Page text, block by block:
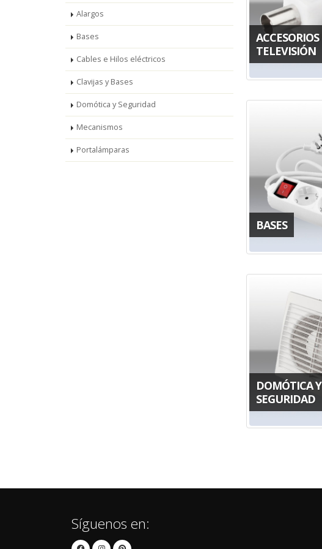
Alargos
Bases
Cables e Hilos eléctricos
Clavijas y Bases
Domótica y Seguridad
Mecanismos
Portalámparas
ACCESORIOS
TELEVISIÓN
BASES
DOMÓTICA Y
SEGURIDAD
Síguenos en: